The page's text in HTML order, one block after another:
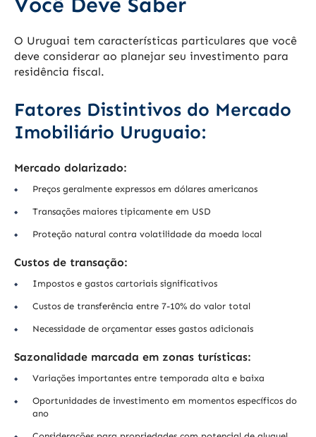
O Uruguai tem características particulares que você
deve considerar ao planejar seu investimento para
residência fiscal.
Fatores Distintivos do Mercado
Imobiliário Uruguaio:
Mercado dolarizado:
Preços geralmente expressos em dólares americanos
Transações maiores tipicamente em USD
Proteção natural contra volatilidade da moeda local
Custos de transação:
Impostos e gastos cartoriais significativos
Custos de transferência entre 7-10% do valor total
Necessidade de orçamentar esses gastos adicionais
Sazonalidade marcada em zonas turísticas:
Variações importantes entre temporada alta e baixa
Oportunidades de investimento em momentos específicos do
ano